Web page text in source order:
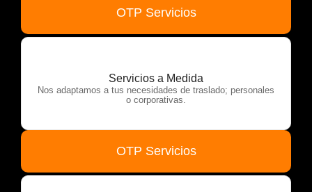
OTP Servicios
Servicios a Medida
Nos adaptamos a tus necesidades de traslado; personales
o corporativas.
OTP Servicios